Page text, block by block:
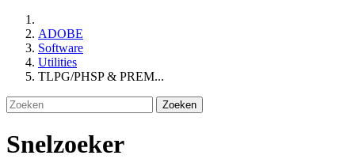
ADOBE
Software
Utilities
TLPG/PHSP & PREM...
Zoeken
Snelzoeker